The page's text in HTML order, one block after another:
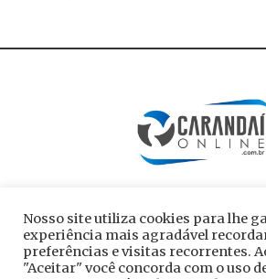
Nosso site utiliza cookies para lhe
experiência mais agradável
preferências e visitas recorrentes.
"Aceitar" você concorda com o uso